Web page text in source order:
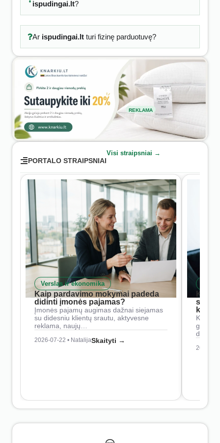
ispudingai.lt?
Ar ispudingai.ltturi fizinę parduotuvę?
REKLAMA
PORTALO STRAIPSNIAI
Visi straipsniai →
Verslas ir ekonomika
Kaip pardavimo mokymai padeda
didinti įmonės pajamas?
Įmonės pajamų augimas dažnai siejamas
su didesniu klientų srautu, aktyvesne
reklama, naujų…
2026-07-22 • NatalijaSkaityti →
Kaip
2026-